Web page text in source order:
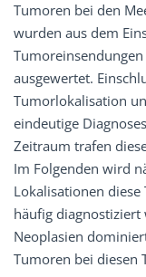
Tumoren bei den
wurden aus dem
ausgewertet.
Tumorlokalisation
eindeutige
Zeitraum trafen
Im Folgenden wird
Lokalisationen
häufig
Neoplasien
Tumoren bei diesen